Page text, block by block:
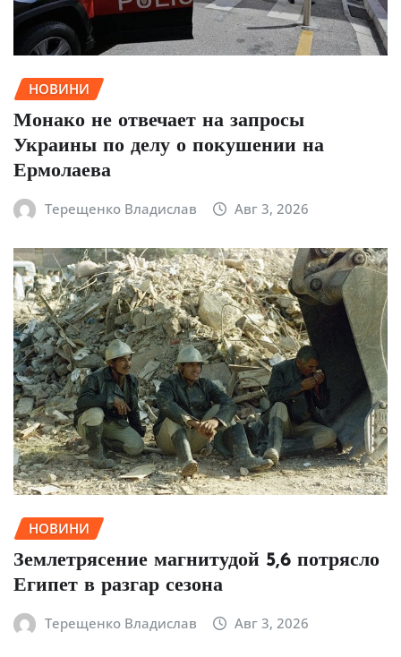
НОВИНИ
Монако не отвечает на запросы
Украины по делу о покушении на
Ермолаева
Терещенко Владислав Авг 3, 2026
НОВИНИ
Землетрясение магнитудой 5,6 потрясло
Египет в разгар сезона
Терещенко Владислав Авг 3, 2026